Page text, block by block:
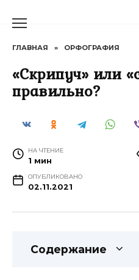
ГЛАВНАЯ » ОРФОГРАФИЯ
«Скрипуч» или
правильно?
НА ЧТЕНИЕ
1 мин
ОПУБЛИКОВАНО
02.11.2021
Содержание